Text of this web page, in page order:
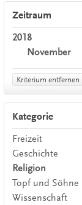
Zeitraum
2018
November
Kriterium entfernen
Kategorie
Freizeit
Geschichte
Religion
Topf und Söhne
Wissenschaft